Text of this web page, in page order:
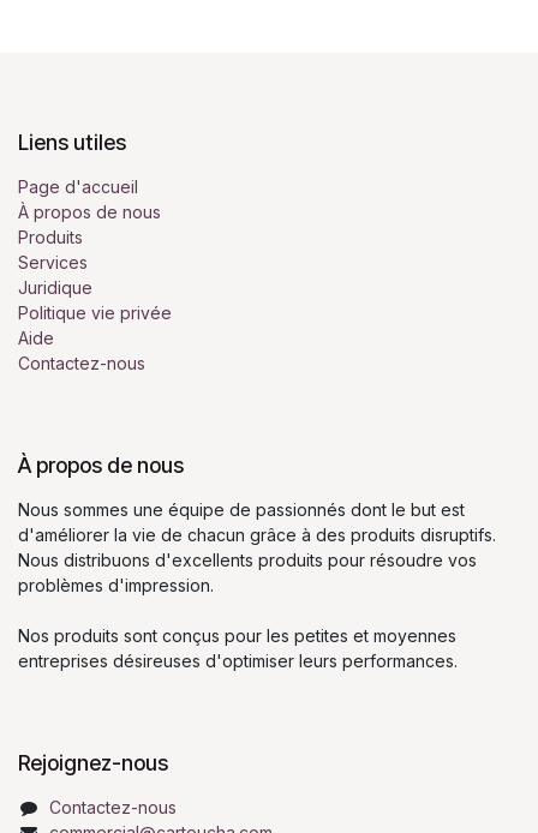
Liens utiles
Page d'accueil
À propos de nous
Produits
Services
Juridique
Politique vie privée
Aide
Contactez-nous
À propos de nous
Nous sommes une équipe de passionnés dont le but est
d'améliorer la vie de chacun grâce à des produits disruptifs.
Nous distribuons d'excellents produits pour résoudre vos
problèmes d'impression.
Nos produits sont conçus pour les petites et moyennes
entreprises désireuses d'optimiser leurs performances.
Rejoignez-nous
Contactez-nous